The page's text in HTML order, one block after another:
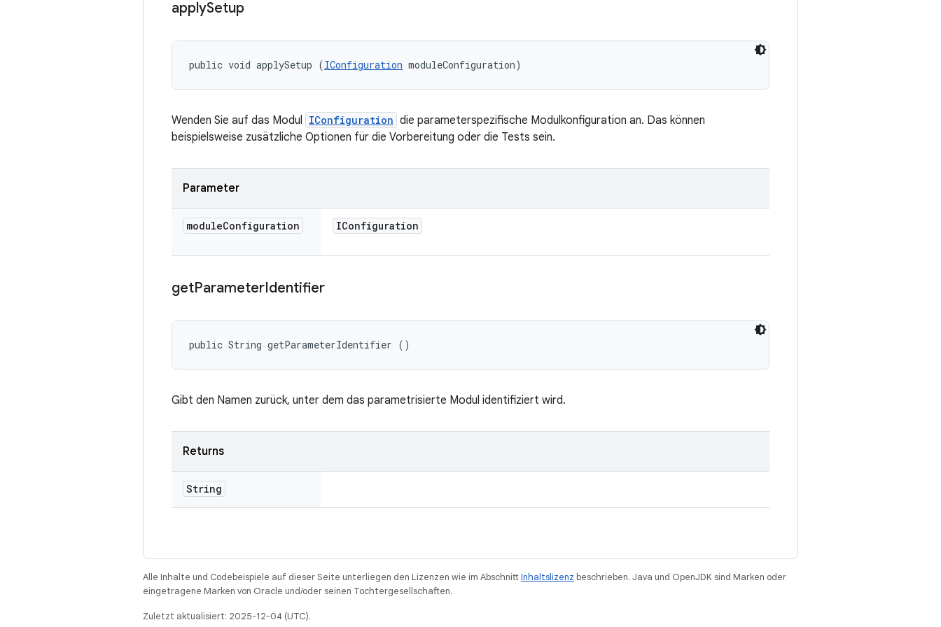
applySetup
public void applySetup (IConfiguration moduleConfiguration)
Wenden Sie auf das Modul IConfiguration die parameterspezifische Modulkonfiguration an. Das können
beispielsweise zusätzliche Optionen für die Vorbereitung oder die Tests sein.
Parameter
moduleConfiguration IConfiguration
getParameterIdentifier
public String getParameterIdentifier ()
Gibt den Namen zurück, unter dem das parametrisierte Modul identifiziert wird.
Returns
String
Alle Inhalte und Codebeispiele auf dieser Seite unterliegen den Lizenzen wie im AbschnittInhaltslizenz beschrieben. Java und OpenJDK sind Marken oder
eingetragene Marken von Oracle und/oder seinen Tochtergesellschaften.
Zuletzt aktualisiert: 2025-12-04 (UTC).